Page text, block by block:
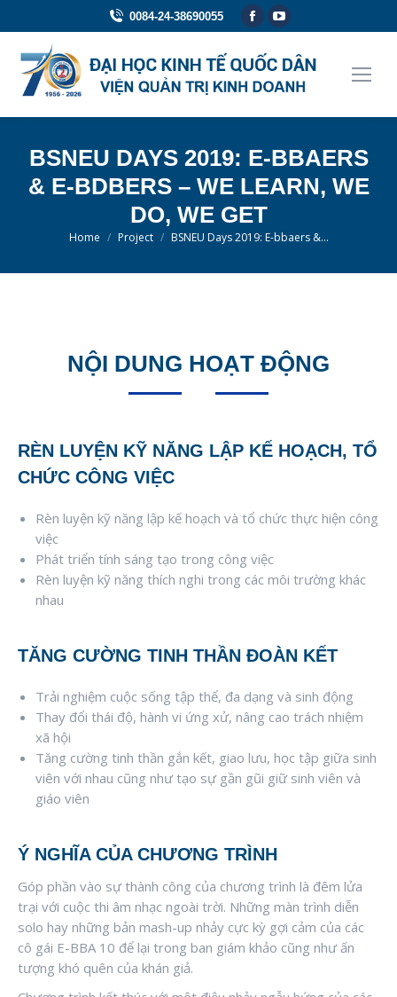
0084-24-38690055
Facebook
opens
in
YouTube
opens
in
BSNEU DAYS 2019: E-BBAERS
& E-BDBERS – WE LEARN, WE
DO, WE GET
You are here:
Home Project BSNEU Days 2019: E-bbaers &…
NỘI DUNG HOẠT ĐỘNG
RÈN LUYỆN KỸ NĂNG LẬP KẾ HOẠCH, TỔ
CHỨC CÔNG VIỆC
Rèn luyện kỹ năng lập kế hoạch và tổ chức thực hiện công
việc
Phát triển tính sáng tạo trong công việc
Rèn luyện kỹ năng thích nghi trong các môi trường khác
nhau
TĂNG CƯỜNG TINH THẦN ĐOÀN KẾT
Trải nghiệm cuộc sống tập thể, đa dạng và sinh động
Thay đổi thái độ, hành vi ứng xử, nâng cao trách nhiệm
xã hội
Tăng cường tinh thần gắn kết, giao lưu, học tập giữa sinh
viên với nhau cũng như tạo sự gần gũi giữ sinh viên và
giáo viên
Ý NGHĨA CỦA CHƯƠNG TRÌNH
Góp phần vào sự thành công của chương trình là đêm lửa
trại với cuộc thi âm nhạc ngoài trời. Những màn trình diễn
solo hay những bản mash-up nhảy cực kỳ gợi cảm của các
cô gái E-BBA 10 để lại trong ban giám khảo cũng như ấn
tượng khó quên của khán giả.